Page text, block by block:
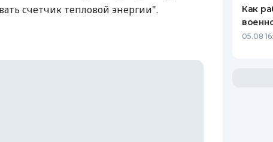
счетчик тепловой энергии".
Как
05.08